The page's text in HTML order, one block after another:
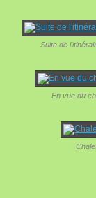
Suite de
En vue du